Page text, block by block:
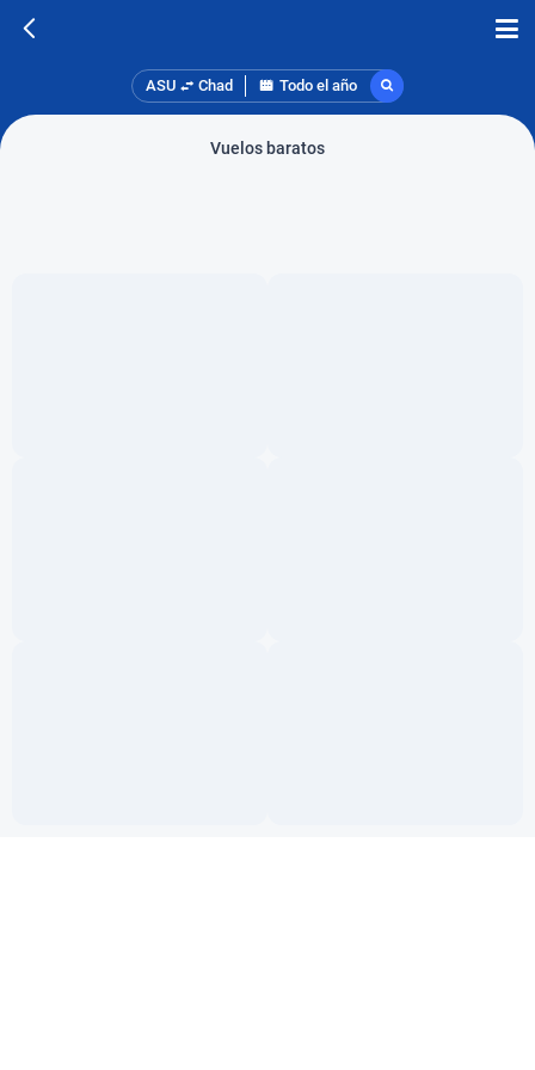
ASU Chad Todo el año
Vuelos baratos